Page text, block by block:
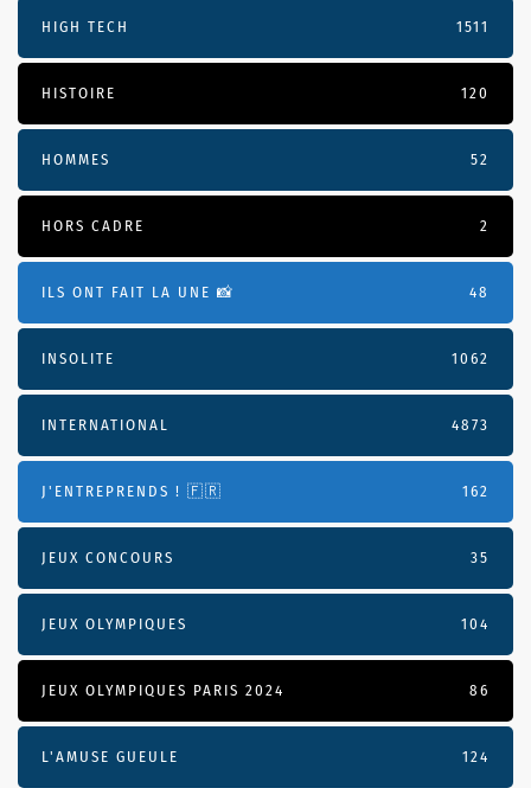
HIGH TECH 1511
HISTOIRE 120
HOMMES 52
HORS CADRE 2
ILS ONT FAIT LA UNE 📸 48
INSOLITE 1062
INTERNATIONAL 4873
J'ENTREPRENDS ! 🇫🇷 162
JEUX CONCOURS 35
JEUX OLYMPIQUES 104
JEUX OLYMPIQUES PARIS 2024 86
L'AMUSE GUEULE 124